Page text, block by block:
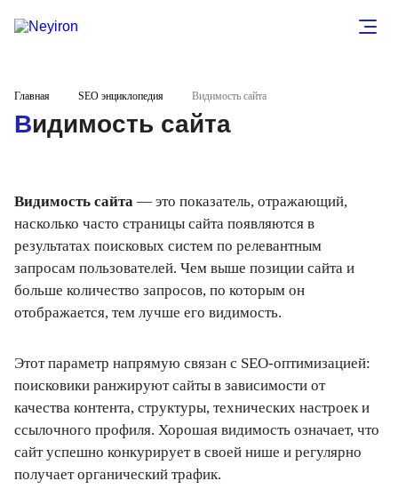
Главная SEO энциклопедия Видимость сайта
Видимость сайта
Видимость сайта — это показатель, отражающий,
насколько часто страницы сайта появляются в
результатах поисковых систем по релевантным
запросам пользователей. Чем выше позиции сайта и
больше количество запросов, по которым он
отображается, тем лучше его видимость.
Этот параметр напрямую связан с SEO-оптимизацией:
поисковики ранжируют сайты в зависимости от
качества контента, структуры, технических настроек и
ссылочного профиля. Хорошая видимость означает, что
сайт успешно конкурирует в своей нише и регулярно
получает органический трафик.